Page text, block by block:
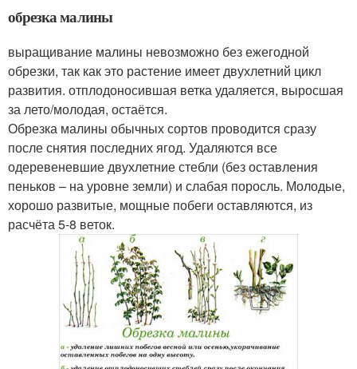
обрезка малины
выращивание малины невозможно без ежегодной
обрезки, так как это растение имеет двухлетний цикл
развития. отплодоносившая ветка удаляется, выросшая
за лето/молодая, остаётся.
Обрезка малины обычных сортов проводится сразу
после снятия последних ягод. Удаляются все
одеревеневшие двухлетние стебли (без оставления
пеньков – на уровне земли) и слабая поросль. Молодые,
хорошо развитые, мощные побеги оставляются, из
расчёта 5-8 веток.